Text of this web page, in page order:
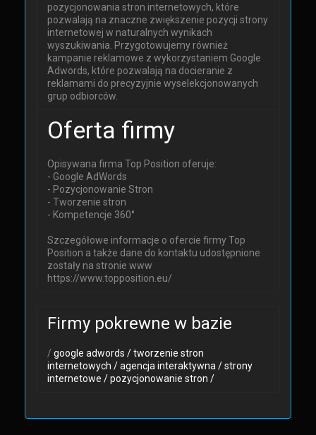
pozycjonowania stron internetowych, które
pozwalają na znaczne zwiększenie pozycji strony
internetowej w naturalnych wynikach
wyszukiwania. Przygotowujemy również
kampanie reklamowe z wykorzystaniem Google
Adwords, które pozwalają na docieranie z
reklamami do precyzyjnie wyselekcjonowanych
grup odbiorców.
Oferta firmy
Opisywana firma Top Position oferuje:
- Google AdWords
- Pozycjonowanie Stron
- Tworzenie stron
- Kompetencje 360°
Szczegółowe informacje o ofercie firmy Top
Position a także dane do kontaktu udostępnione
zostały na stronie www
https://www.topposition.eu/
Firmy pokrewne w bazie
/ google adwords /tworzenie stron
internetowych /agencja interaktywna /strony
internetowe /pozycjonowanie stron /